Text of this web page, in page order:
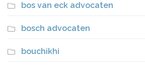
bos van eck advocaten
bosch advocaten
bouchikhi